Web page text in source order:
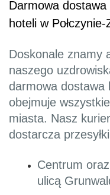
Darmowa
hoteli w Połczynie-
Doskonale znamy
naszego
darmowa dostawa
obejmuje
miasta. Nasz
dostarcza
Centrum
ulicą